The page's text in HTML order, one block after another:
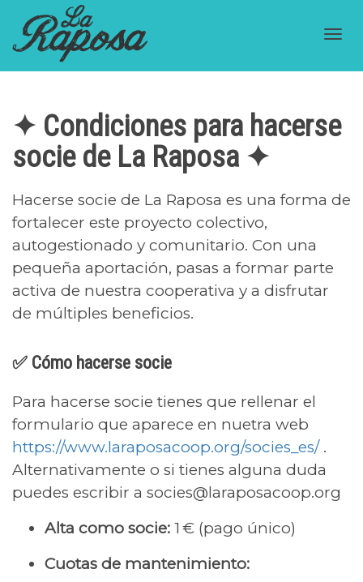
✦ Condiciones para hacerse
socie de La Raposa ✦
Hacerse socie de La Raposa es una forma de
fortalecer este proyecto colectivo,
autogestionado y comunitario. Con una
pequeña aportación, pasas a formar parte
activa de nuestra cooperativa y a disfrutar
de múltiples beneficios.
✅ Cómo hacerse socie
Para hacerse socie tienes que rellenar el
formulario que aparece en nuetra web
https://www.laraposacoop.org/socies_es/.
Alternativamente o si tienes alguna duda
puedes escribir a socies@laraposacoop.org
Alta como socie: 1 € (pago único)
Cuotas de mantenimiento: